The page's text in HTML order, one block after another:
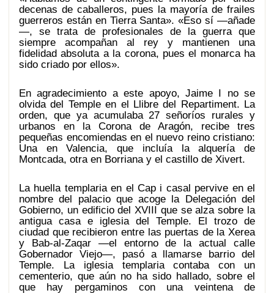
decenas de caballeros, pues la mayoría de frailes
guerreros están en Tierra Santa». «Eso sí —añade
—, se trata de profesionales de la guerra que
siempre acompañan al rey y mantienen una
fidelidad absoluta a la corona, pues el monarca ha
sido criado por ellos».
En agradecimiento a este apoyo, Jaime I no se
olvida del Temple en el Llibre del Repartiment. La
orden, que ya acumulaba 27 señoríos rurales y
urbanos en la Corona de Aragón, recibe tres
pequeñas encomiendas en el nuevo reino cristiano:
Una en Valencia, que incluía la alquería de
Montcada, otra en Borriana y el castillo de Xivert.
La huella templaria en el Cap i casal pervive en el
nombre del palacio que acoge la Delegación del
Gobierno, un edificio del XVIII que se alza sobre la
antigua casa e iglesia del Temple. El trozo de
ciudad que recibieron entre las puertas de la Xerea
y Bab-al-Zaqar —el entorno de la actual calle
Gobernador Viejo—, pasó a llamarse barrio del
Temple. La iglesia templaria contaba con un
cementerio, que aún no ha sido hallado, sobre el
que hay pergaminos con una veintena de